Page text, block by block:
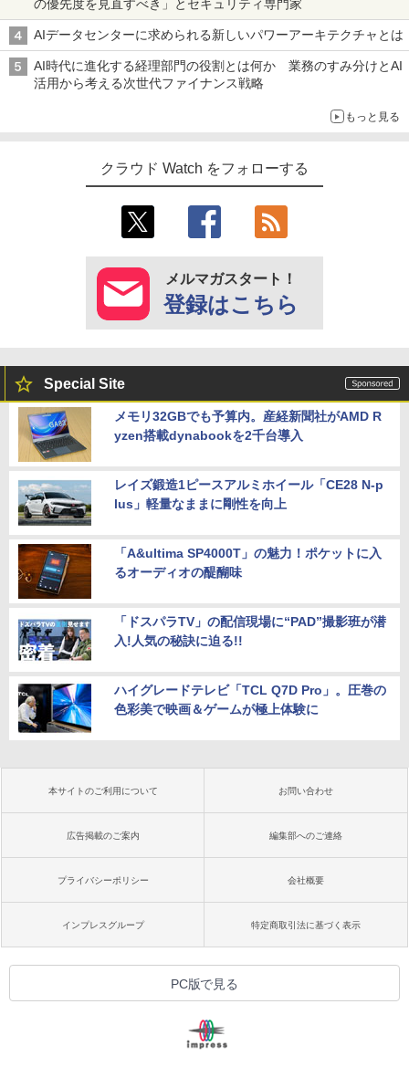
の優先度を見直すべき」とセキュリティ専門家
AIデータセンターに求められる新しいパワーアーキテクチャとは
AI時代に進化する経理部門の役割とは何か 業務のすみ分けとAI
活用から考える次世代ファイナンス戦略
もっと見る
クラウド Watch をフォローする
メルマガスタート！
登録はこちら
Special Site
メモリ32GBでも予算内。産経新聞社がAMD R
yzen搭載dynabookを2千台導入
レイズ鍛造1ピースアルミホイール「CE28 N-p
lus」軽量なままに剛性を向上
「A&ultima SP4000T」の魅力！ポケットに入
るオーディオの醍醐味
「ドスパラTV」の配信現場に“PAD”撮影班が潜
入!人気の秘訣に迫る!!
ハイグレードテレビ「TCL Q7D Pro」。圧巻の
色彩美で映画＆ゲームが極上体験に
本サイトのご利用について お問い合わせ
広告掲載のご案内 編集部へのご連絡
プライバシーポリシー 会社概要
インプレスグループ 特定商取引法に基づく表示
PC版で見る